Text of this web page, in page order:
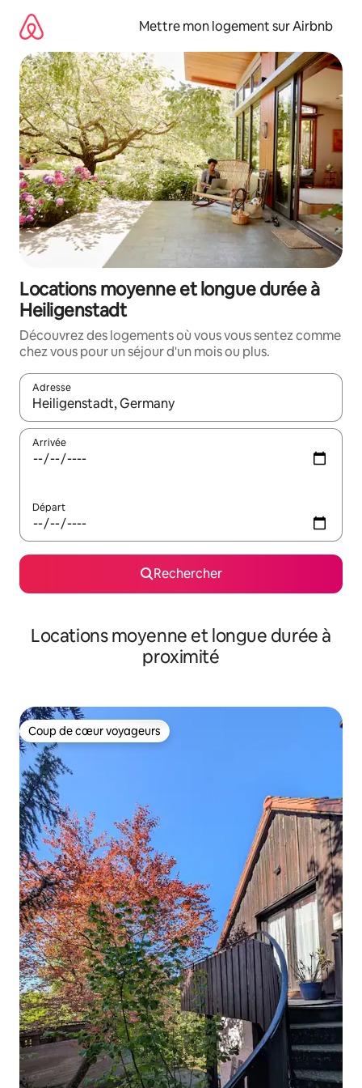
directement
contenu
Mettre mon logement sur Airbnb
Locations moyenne et longue durée à
Heiligenstadt
Découvrez des logements où vous vous sentez comme
chez vous pour un séjour d'un mois ou plus.
Adresse
Lorsque les résultats s'affichent, utilisez les flèches vers le
Arrivée
Départ
Rechercher
Locations moyenne et longue durée à
proximité
Coup de cœur voyageurs
Coup de cœur voyageurs